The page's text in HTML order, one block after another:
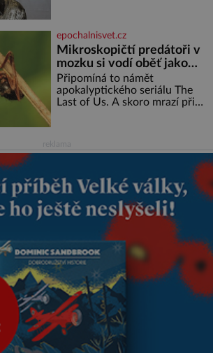
ředitelem školy Jiřím
Vymětalem (43) vrátí ke svému
bývalému p
epochalnisvet.cz
Mikroskopičtí predátoři v
mozku si vodí oběť jako
loutku
Připomíná to námět
apokalyptického seriálu The
Last of Us. A skoro mrazí při
že predátor dokáže ovládat jen
jednodušší živočichy, než je
člověk. Najít skutečné zombie
není nic nemožného ani v naší
přírodě.